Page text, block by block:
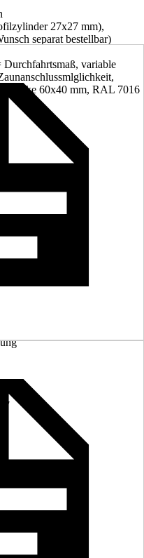
27x27 mm),
separat bestellbar)
variable
60x40 mm, RAL 7016